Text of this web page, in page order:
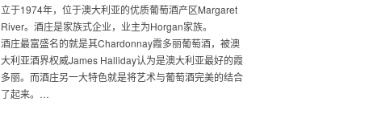
立于1974年，位于澳大利亚的优质葡萄酒产区Margaret
River。酒庄是家族式企业，业主为Horgan家族。
酒庄最富盛名的就是其Chardonnay霞多丽葡萄酒，被澳
大利亚酒界权威James Halliday认为是澳大利亚最好的霞
多丽。而酒庄另一大特色就是将艺术与葡萄酒完美的结合
了起来。…